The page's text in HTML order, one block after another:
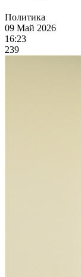
Политика
09 Май 2026
16:23
239